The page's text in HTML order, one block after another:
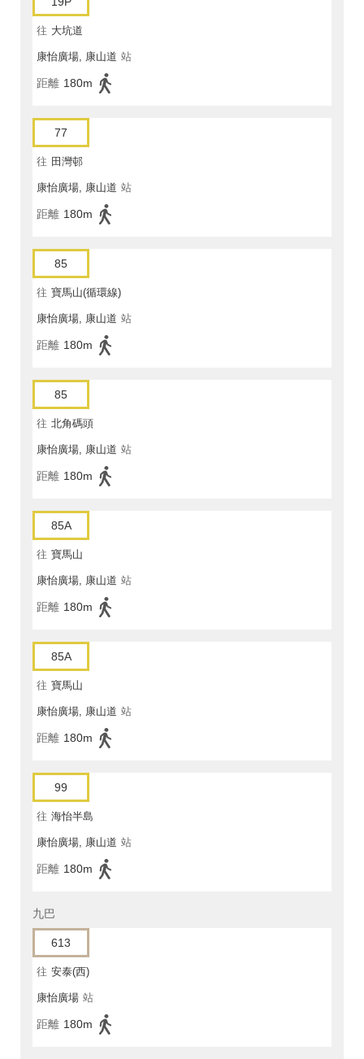
往 大坑道
康怡廣場, 康山道 站
距離 180m
77
往 田灣邨
康怡廣場, 康山道 站
距離 180m
85
往 寶馬山(循環線)
康怡廣場, 康山道 站
距離 180m
85
往 北角碼頭
康怡廣場, 康山道 站
距離 180m
85A
往 寶馬山
康怡廣場, 康山道 站
距離 180m
85A
往 寶馬山
康怡廣場, 康山道 站
距離 180m
99
往 海怡半島
康怡廣場, 康山道 站
距離 180m
九巴
613
往 安泰(西)
康怡廣場 站
距離 180m